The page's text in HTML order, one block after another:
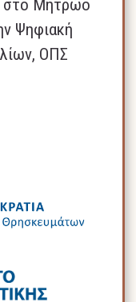
στο Μητρώο
Ψηφιακή
ΟΠΣ